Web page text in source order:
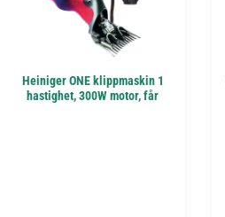
Heiniger ONE klippmaskin 1
hastighet, 300W motor, får